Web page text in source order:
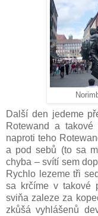
Další den jedeme
Rotewand a
naproti teho
a pod sebů (to sa
chyba – svítí sem
Rychlo lezeme tři
sa krčíme v takové
sviňa zaleze za
zkůšá vyhlášenů